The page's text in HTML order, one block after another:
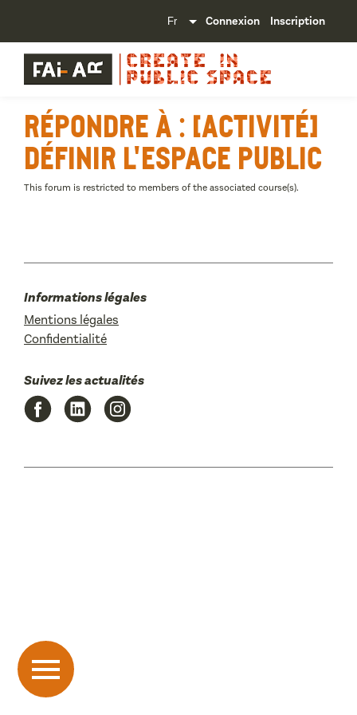
Connexion Inscription
Répondre à : [Activité]
Définir l'espace public
This forum is restricted to members of the associated course(s).
Informations légales
Mentions légales
Confidentialité
Suivez les actualités